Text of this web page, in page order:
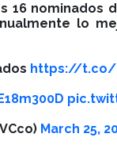
16 nominados
lo
https://t.co/
March 25,